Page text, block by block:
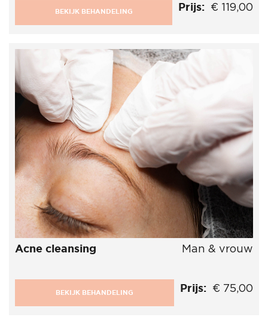
BEKIJK BEHANDELING Prijs: € 119,00
Acne cleansing Man & vrouw
BEKIJK BEHANDELING Prijs: € 75,00